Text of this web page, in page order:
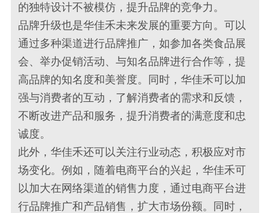
的独特设计不被模仿，提升品牌的竞争力。
品牌升级也是华佳禾未来发展的重要方向。可以
通过多种渠道进行品牌推广，如参加各类食品展
会、举办促销活动、与知名品牌进行合作等，提
高品牌的知名度和美誉度。同时，华佳禾可以加
强与消费者的互动，了解消费者的需求和反馈，
不断改进产品和服务，提升消费者的满意度和忠
诚度。
此外，华佳禾还可以关注行业动态，积极应对市
场变化。例如，随着电商平台的兴起，华佳禾可
以加大在网络渠道的销售力度，通过电商平台进
行品牌推广和产品销售，扩大市场份额。同时，